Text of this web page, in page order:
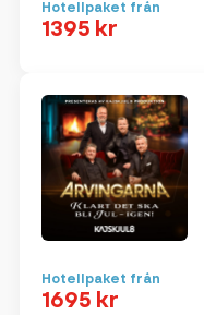
Hotellpaket från
1395 kr
Hotellpaket från
1695 kr